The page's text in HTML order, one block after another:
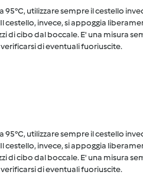
utilizzare sempre il cestello
invece, si appoggia
di cibo dal boccale. E' una misura
di eventuali fuoriuscite.
utilizzare sempre il cestello
invece, si appoggia
di cibo dal boccale. E' una misura
di eventuali fuoriuscite.